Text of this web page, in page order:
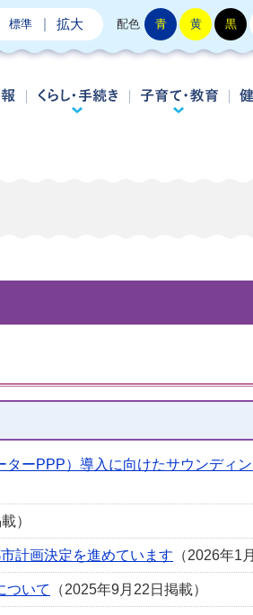
標準 拡大 配色 青 黄 黒
防災・防犯・災害情報くらし・手続き子
ーPPP）導入に向けたサウンディ
）
計画決定を進めています （2026年1
ついて （2025年9月22日掲載）